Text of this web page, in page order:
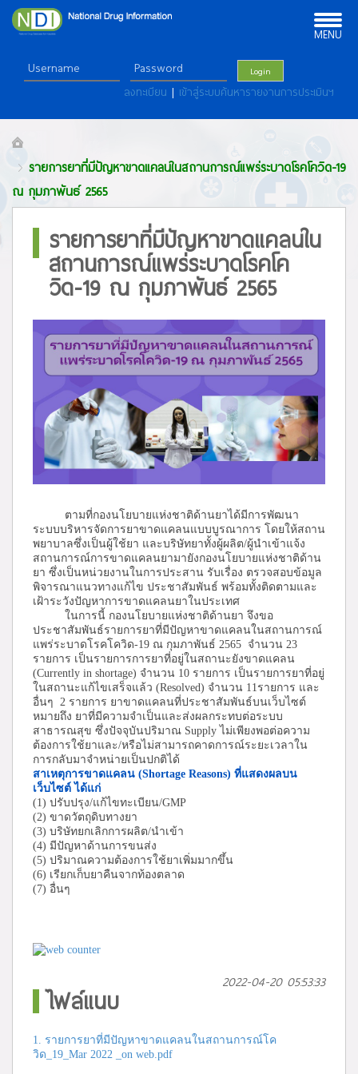
Toggle
navigation
MENU
Login
ลงทะเบียน | เข้าสู่ระบบค้นหารายงานการประเมินฯ
รายการยาที่มีปัญหาขาดแคลนในสถานการณ์แพร่ระบาดโรคโควิด-19
ณ กุมภาพันธ์ 2565
รายการยาที่มีปัญหาขาดแคลนใน
สถานการณ์แพร่ระบาดโรคโค
วิด-19 ณ กุมภาพันธ์ 2565
ตามที่กองนโยบายแห่งชาติด้านยาได้มีการพัฒนา
ระบบบริหารจัดการยาขาดแคลนแบบบูรณาการ โดยให้สถาน
พยาบาลซึ่งเป็นผู้ใช้ยา และบริษัทยาทั้งผู้ผลิต/ผู้นำเข้าแจ้ง
สถานการณ์การขาดแคลนยามายังกองนโยบายแห่งชาติด้าน
ยา ซึ่งเป็นหน่วยงานในการประสาน รับเรื่อง ตรวจสอบข้อมูล
พิจารณาแนวทางแก้ไข ประชาสัมพันธ์ พร้อมทั้งติดตามและ
เฝ้าระวังปัญหาการขาดแคลนยาในประเทศ
ในการนี้ กองนโยบายแห่งชาติด้านยา จึงขอ
ประชาสัมพันธ์รายการยาที่มีปัญหาขาดแคลนในสถานการณ์
แพร่ระบาดโรคโควิด-19 ณ กุมภาพันธ์ 2565 จำนวน 23
รายการ เป็นรายการการยาที่อยู่ในสถานะยังขาดแคลน
(Currently in shortage) จำนวน 10 รายการ เป็นรายการยาที่อยู่
ในสถานะแก้ไขเสร็จแล้ว (Resolved) จำนวน 11รายการ และ
อื่นๆ 2 รายการ ยาขาดแคลนที่ประชาสัมพันธ์บนเว็บไซต์
หมายถึง ยาที่มีความจำเป็นและส่งผลกระทบต่อระบบ
สาธารณสุข ซึ่งปัจจุบันปริมาณ Supply ไม่เพียงพอต่อความ
ต้องการใช้ยาและ/หรือไม่สามารถคาดการณ์ระยะเวลาใน
การกลับมาจำหน่ายเป็นปกติได้
สาเหตุการขาดแคลน (Shortage Reasons) ที่แสดงผลบน
เว็บไซต์ ได้แก่
(1) ปรับปรุง/แก้ไขทะเบียน/GMP
(2) ขาดวัตถุดิบทางยา
(3) บริษัทยกเลิกการผลิต/นำเข้า
(4) มีปัญหาด้านการขนส่ง
(5) ปริมาณความต้องการใช้ยาเพิ่มมากขึ้น
(6) เรียกเก็บยาคืนจากท้องตลาด
(7) อื่นๆ
2022-04-20 05:53:33
ไฟล์แนบ
1. รายการยาที่มีปัญหาขาดแคลนในสถานการณ์โค
วิด_19_Mar 2022 _on web.pdf